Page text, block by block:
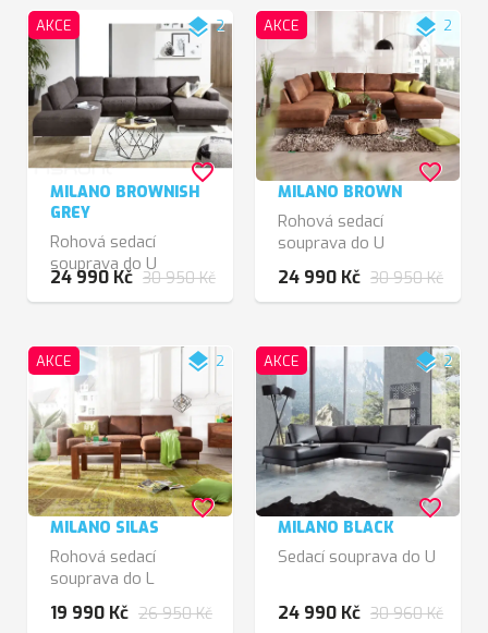
AKCE layers2
MILANO BROWNISH
GREY
Rohová sedací
souprava do U
24 990 Kč 30 950 Kč
favorite_border
AKCE layers 2
MILANO BROWN
Rohová sedací
souprava do U
24 990 Kč 30 950 Kč
favorite_border
AKCE layers 2
MILANO SILAS
Rohová sedací
souprava do L
19 990 Kč 26 950 Kč
favorite_border
AKCE layers2
MILANO BLACK
Sedací souprava do U
24 990 Kč 30 960 Kč
favorite_border